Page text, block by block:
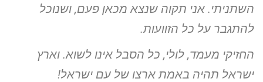
השתניתי. אני תקוה שנצא מכאן פעם, ושנוכל
להתגבר על כל הזוועות.
החזיקי מעמד, לולי, כל הסבל אינו לשוא. וארץ
ישראל תהיה באמת ארצו של עם ישראל!